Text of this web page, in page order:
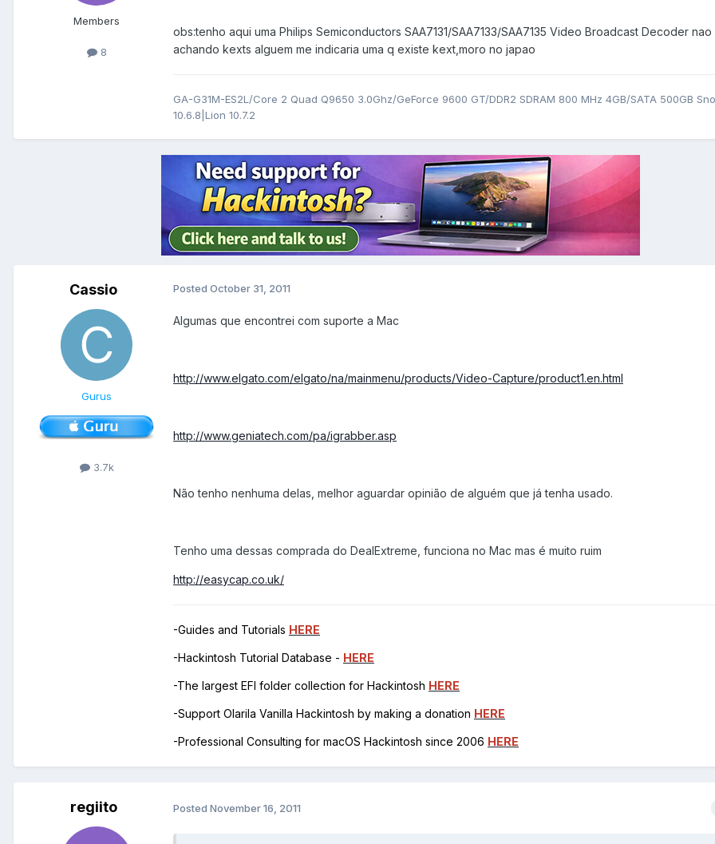
Members
8
obs:tenho aqui uma Philips Semiconductors SAA7131/SAA7133/SAA7135 Video Broadcast Decoder nao
achando kexts alguem me indicaria uma q existe kext,moro no japao
GA-G31M-ES2L/Core 2 Quad Q9650 3.0Ghz/GeForce 9600 GT/DDR2 SDRAM 800 MHz 4GB/SATA 500GB
10.6.8|Lion 10.7.2
Cassio
Gurus
3.7k
Posted October 31, 2011
Algumas que encontrei com suporte a Mac
http://www.elgato.com/elgato/na/mainmenu/products/Video-Capture/product1.en.html
http://www.geniatech.com/pa/igrabber.asp
Não tenho nenhuma delas, melhor aguardar opinião de alguém que já tenha usado.
Tenho uma dessas comprada do DealExtreme, funciona no Mac mas é muito ruim
http://easycap.co.uk/
-Guides and Tutorials HERE
-Hackintosh Tutorial Database - HERE
-The largest EFI folder collection for Hackintosh HERE
-Support Olarila Vanilla Hackintosh by making a donation HERE
-Professional Consulting for macOS Hackintosh since 2006 HERE
regiito Posted November 16, 2011